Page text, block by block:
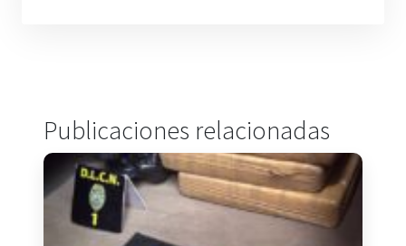
Publicaciones relacionadas